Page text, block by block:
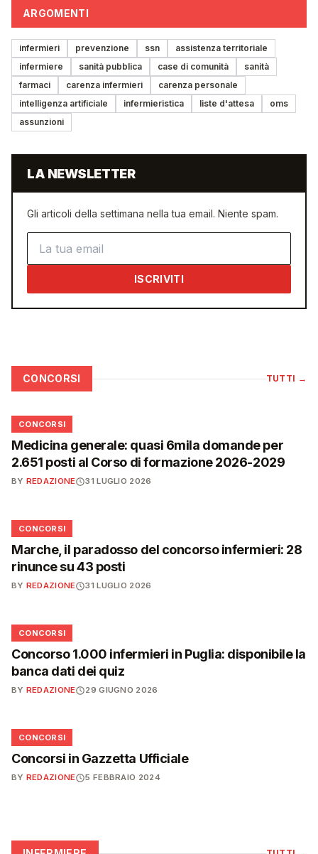
ARGOMENTI
infermieri prevenzione ssn
assistenza territoriale
infermiere
sanità pubblica case di comunità
sanità
farmaci
carenza infermieri
carenza personale
intelligenza artificiale
infermieristica liste d'attesa
oms
assunzioni
LA NEWSLETTER
Gli articoli della settimana nella tua email. Niente spam.
ISCRIVITI
CONCORSI TUTTI →
📋
CONCORSI
Medicina generale: quasi 6mila domande per
2.651 posti al Corso di formazione 2026-2029
BY REDAZIONE 31 LUGLIO 2026
📋
CONCORSI
Marche, il paradosso del concorso infermieri: 28
rinunce su 43 posti
BY REDAZIONE 31 LUGLIO 2026
📋
CONCORSI
Concorso 1.000 infermieri in Puglia: disponibile la
banca dati dei quiz
BY REDAZIONE 29 GIUGNO 2026
📋
CONCORSI
Concorsi in Gazzetta Ufficiale
BY REDAZIONE 5 FEBBRAIO 2024